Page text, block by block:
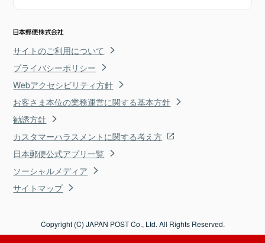
サイトのご利用について
プライバシーポリシー
Webアクセシビリティ方針
お客さま本位の業務運営に関する基本方針
勧誘方針
カスタマーハラスメントに関する考え方
日本郵便公式アプリ一覧
ソーシャルメディア
サイトマップ
Copyright (C) JAPAN POST Co., Ltd. All Rights Reserved.